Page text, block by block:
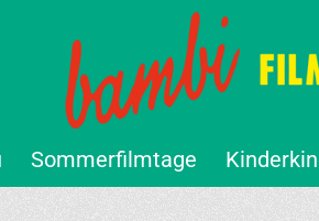
Sommerfilmtage